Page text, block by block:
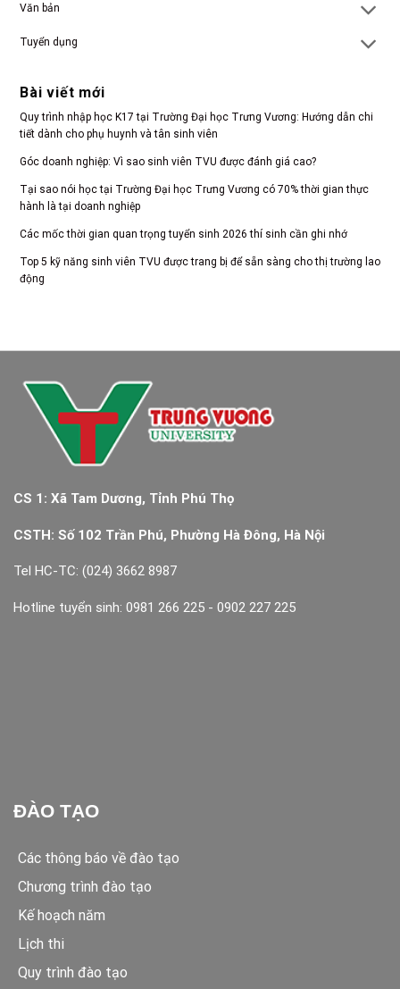
Văn bản
Tuyển dụng
Bài viết mới
Quy trình nhập học K17 tại Trường Đại học Trưng Vương: Hướng dẫn chi
tiết dành cho phụ huynh và tân sinh viên
Góc doanh nghiệp: Vì sao sinh viên TVU được đánh giá cao?
Tại sao nói học tại Trường Đại học Trưng Vương có 70% thời gian thực
hành là tại doanh nghiệp
Các mốc thời gian quan trọng tuyển sinh 2026 thí sinh cần ghi nhớ
Top 5 kỹ năng sinh viên TVU được trang bị để sẵn sàng cho thị trường lao
động
CS 1: Xã Tam Dương, Tỉnh Phú Thọ
CSTH: Số 102 Trần Phú, Phường Hà Đông, Hà Nội
Tel HC-TC: (024) 3662 8987
Hotline tuyển sinh: 0981 266 225 - 0902 227 225
ĐÀO TẠO
Các thông báo về đào tạo
Chương trình đào tạo
Kế hoạch năm
Lịch thi
Quy trình đào tạo